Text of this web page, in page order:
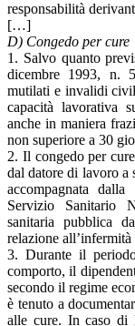
responsabilità
[…]
D) Congedo per cure
1. Salvo quanto
dicembre 1993, n.
mutilati e invalidi
capacità lavorativa
anche in maniera
non superiore a 30
2. Il congedo per
dal datore di lavoro a
accompagnata
Servizio Sanitario
sanitaria pubblica
relazione
3. Durante il
comporto, il
secondo il regime
è tenuto a
alle cure. In caso di